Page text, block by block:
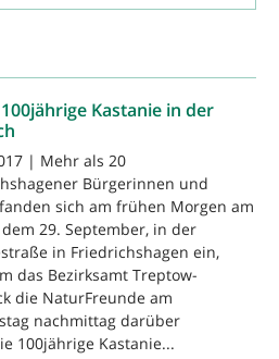
Kastanie in der
| Mehr als 20
Bürgerinnen und
sich am frühen Morgen am
dem 29. September, in der
in Friedrichshagen ein,
das Bezirksamt Treptow-
die NaturFreunde am
nachmittag darüber
100jährige Kastanie...